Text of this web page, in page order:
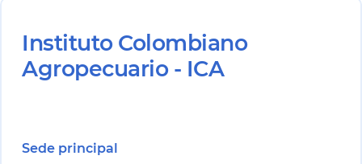
Instituto Colombiano
Agropecuario - ICA
Sede principal